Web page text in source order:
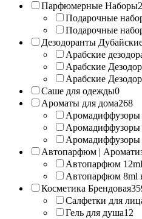
Парфюмерные Наборы
Подарочные
Подарочные
Дезодоранты
Арабские
Арабские
Арабские
Саше для одежды0
Ароматы для дома268
Аромадиффузоры
Аромадиффузоры
Аромадиффузоры
Автопарфюм |
Автопарфюм 12ml
Автопарфюм 8ml
Косметика Брендовая
Салфетки для
Гель для душа12